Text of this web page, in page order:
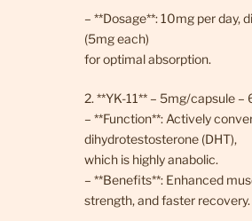
– **Dosage**: 10mg per day,
(5mg each)
for optimal absorption.
2. **YK-11** – 5mg/capsule –
– **Function**: Actively
dihydrotestosterone (DHT),
which is highly anabolic.
– **Benefits**: Enhanced
strength, and faster recovery.